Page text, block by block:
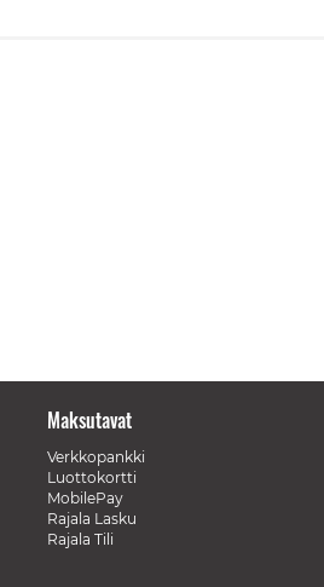
Maksutavat
Verkkopankki
Luottokortti
MobilePay
Rajala Lasku
Rajala Tili